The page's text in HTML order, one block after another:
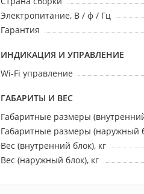
Электропитание, В / ф / Гц
Гарантия
ИНДИКАЦИЯ И УПРАВЛЕНИЕ
Wi-Fi управление
ГАБАРИТЫ И ВЕС
Габаритные размеры
Габаритные размеры (наружный
Вес (внутренний блок), кг
Вес (наружный блок), кг